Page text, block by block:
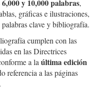
6,000 y 10,000 palabras,
gráficas e ilustraciones,
clave y bibliografía.
cumplen con las
en las Directrices
a la última edición
referencia a las páginas